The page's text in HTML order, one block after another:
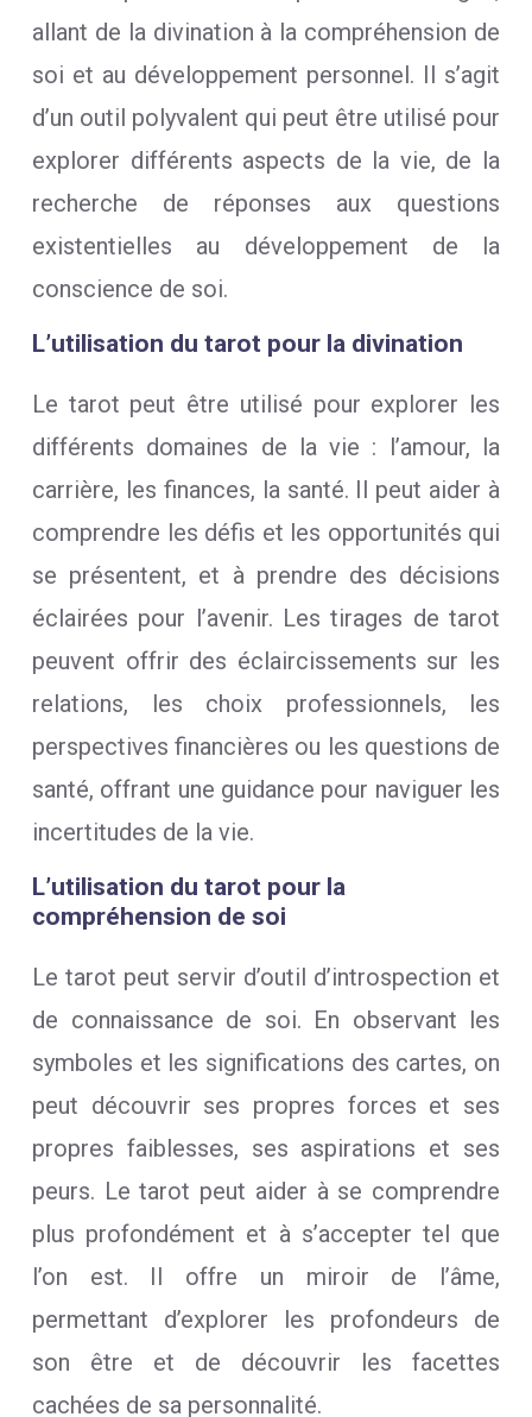
allant de la divination à la compréhension de
soi et au développement personnel. Il s’agit
d’un outil polyvalent qui peut être utilisé pour
explorer différents aspects de la vie, de la
recherche de réponses aux questions
existentielles au développement de la
conscience de soi.
L’utilisation du tarot pour la divination
Le tarot peut être utilisé pour explorer les
différents domaines de la vie : l’amour, la
carrière, les finances, la santé. Il peut aider à
comprendre les défis et les opportunités qui
se présentent, et à prendre des décisions
éclairées pour l’avenir. Les tirages de tarot
peuvent offrir des éclaircissements sur les
relations, les choix professionnels, les
perspectives financières ou les questions de
santé, offrant une guidance pour naviguer les
incertitudes de la vie.
L’utilisation du tarot pour la
compréhension de soi
Le tarot peut servir d’outil d’introspection et
de connaissance de soi. En observant les
symboles et les significations des cartes, on
peut découvrir ses propres forces et ses
propres faiblesses, ses aspirations et ses
peurs. Le tarot peut aider à se comprendre
plus profondément et à s’accepter tel que
l’on est. Il offre un miroir de l’âme,
permettant d’explorer les profondeurs de
son être et de découvrir les facettes
cachées de sa personnalité.